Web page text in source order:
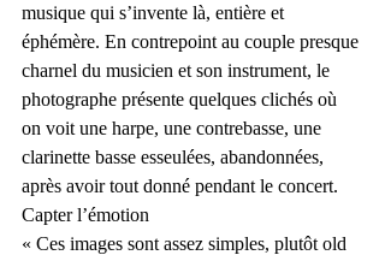
musique qui s’invente là, entière et
éphémère. En contrepoint au couple presque
charnel du musicien et son instrument, le
photographe présente quelques clichés où
on voit une harpe, une contrebasse, une
clarinette basse esseulées, abandonnées,
après avoir tout donné pendant le concert.
Capter l’émotion
« Ces images sont assez simples, plutôt old